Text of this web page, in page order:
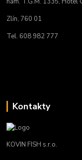
Zlín, 760 01
Tel. 608 982 777
Kontakty
KOVIN FISH s.r.o.